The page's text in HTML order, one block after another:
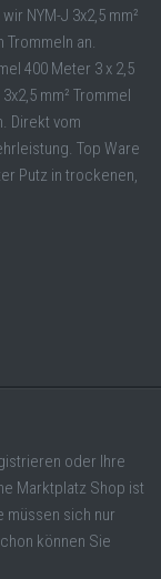
NYM-J 3x2,5 mm²
Trommeln an.
400 Meter 3 x 2,5
mm² Trommel
Direkt vom
Top Ware
Putz in trockenen,
oder Ihre
Marktplatz Shop ist
müssen sich nur
können Sie